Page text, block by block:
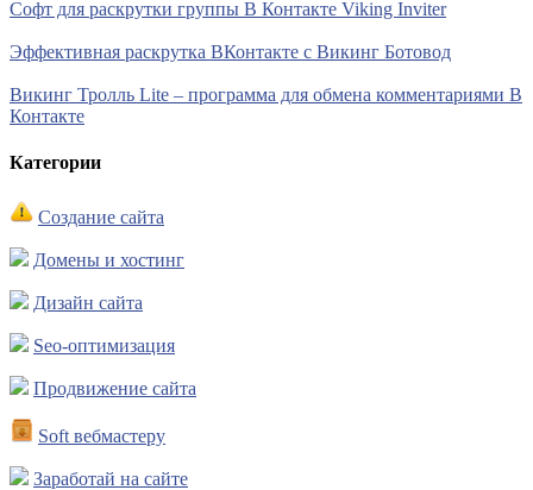
Софт для раскрутки группы В Контакте Viking Inviter
Эффективная раскрутка ВКонтакте с Викинг Ботовод
Викинг Тролль Lite – программа для обмена комментариями В
Контакте
Категории
Создание сайта
Домены и хостинг
Дизайн сайта
Seo-оптимизация
Продвижение сайта
Soft вебмастеру
Заработай на сайте